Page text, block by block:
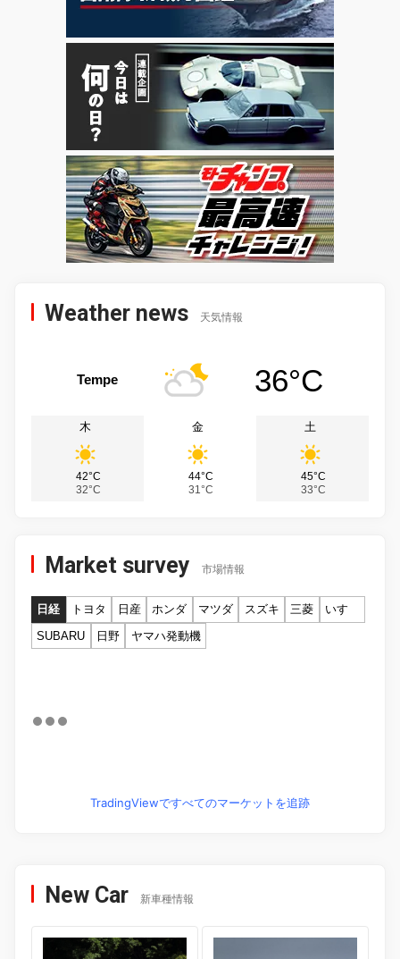
Weather news 天気情報
Tempe 36°C
木
42°C
32°C
金
44°C
31°C
土
45°C
33°C
Market survey 市場情報
日経 トヨタ 日産 ホンダ マツダ スズキ 三菱
いすゞ
SUBARU
日野 ヤマハ発動機
TradingViewですべてのマーケットを追跡
New Car 新車種情報